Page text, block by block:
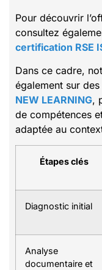
Pour découvrir
consultez
certification RSE
Dans ce cadre,
également sur
NEW LEARNING,
de compétences
adaptée au
Étapes clés
Diagnostic initial
Analyse
documentaire et